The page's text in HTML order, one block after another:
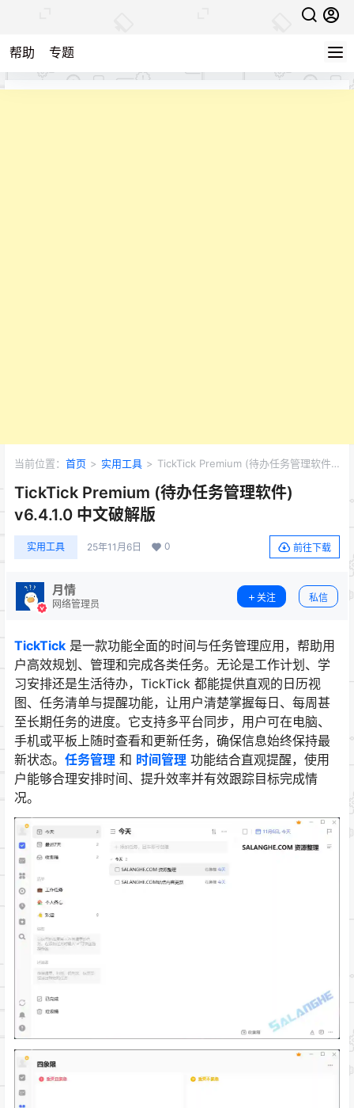
帮助 专题
当前位置： 首页 > 实用工具 > TickTick Premium (待办任务管理软件)
TickTick Premium (待办任务管理软件)
v6.4.1.0 中文破解版
实用工具 25年11月6日 0 前往下载
月情
网络管理员
关注 私信
TickTick 是一款功能全面的时间与任务管理应用，帮助用
户高效规划、管理和完成各类任务。无论是工作计划、学
习安排还是生活待办，TickTick 都能提供直观的日历视
图、任务清单与提醒功能，让用户清楚掌握每日、每周甚
至长期任务的进度。它支持多平台同步，用户可在电脑、
手机或平板上随时查看和更新任务，确保信息始终保持最
新状态。 任务管理 和 时间管理 功能结合直观提醒，使用
户能够合理安排时间、提升效率并有效跟踪目标完成情
况。